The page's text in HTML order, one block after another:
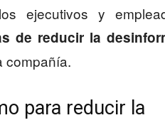
ejecutivos y
de reducir la
compañía.
para reducir la